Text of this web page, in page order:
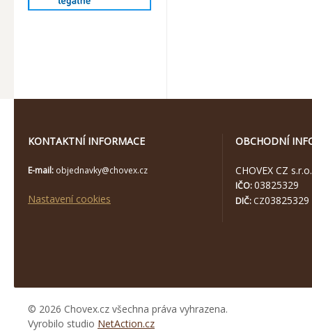
KONTAKTNÍ INFORMACE
E-mail: objednavky@chovex.cz
Nastavení cookies
OBCHODNÍ
CHOVEX CZ s.r.o.
IČO:03825329
DIČ: CZ03825329
© 2026 Chovex.cz všechna práva vyhrazena.
Vyrobilo studio NetAction.cz